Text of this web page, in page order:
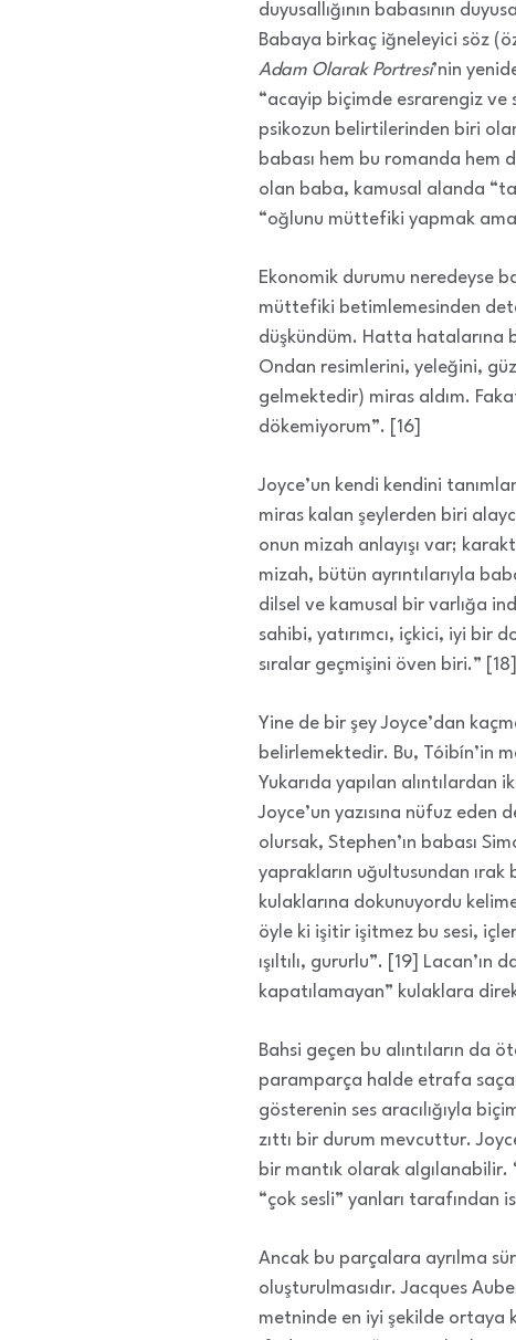
duyusallığının babasının
Babaya birkaç iğneleyici söz
Adam Olarak Portresi’nin
“acayip biçimde esrarengiz ve
psikozun belirtilerinden biri olan
babası hem bu romanda hem
olan baba, kamusal alanda
“oğlunu müttefiki yapmak
Ekonomik durumu neredeyse
müttefiki betimlemesinden
düşkündüm. Hatta hatalarına
Ondan resimlerini, yeleğini,
gelmektedir) miras aldım.
dökemiyorum”. [16]
Joyce’un kendi kendini
miras kalan şeylerden biri
onun mizah anlayışı var;
mizah, bütün ayrıntılarıyla
dilsel ve kamusal bir varlığa
sahibi, yatırımcı, içkici, iyi bir
sıralar geçmişini öven biri.” [18]
Yine de bir şey Joyce’dan
belirlemektedir. Bu, Tóibín’in
Yukarıda yapılan alıntılardan
Joyce’un yazısına nüfuz
olursak, Stephen’ın babası
yaprakların uğultusundan ırak
kulaklarına dokunuyordu
öyle ki işitir işitmez bu sesi,
ışıltılı, gururlu”. [19]
kapatılamayan” kulaklara
Bahsi geçen bu alıntıların da
paramparça halde etrafa
gösterenin ses aracılığıyla
zıttı bir durum mevcuttur.
bir mantık olarak algılanabilir.
“çok sesli” yanları tarafından
Ancak bu parçalara ayrılma
oluşturulmasıdır. Jacques
metninde en iyi şekilde ortaya